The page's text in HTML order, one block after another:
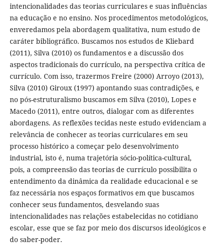
intencionalidades das teorias curriculares e suas influências
na educação e no ensino. Nos procedimentos metodológicos,
enveredamos pela abordagem qualitativa, num estudo de
caráter bibliográfico. Buscamos nos estudos de Kliebard
(2011), Silva (2010) os fundamentos e a discussão dos
aspectos tradicionais do currículo, na perspectiva crítica de
currículo. Com isso, trazermos Freire (2000) Arroyo (2013),
Silva (2010) Giroux (1997) apontando suas contradições, e
no pós-estruturalismo buscamos em Silva (2010), Lopes e
Macedo (2011), entre outros, dialogar com as diferentes
abordagens. As reflexões tecidas neste estudo evidenciam a
relevância de conhecer as teorias curriculares em seu
processo histórico a começar pelo desenvolvimento
industrial, isto é, numa trajetória sócio-política-cultural,
pois, a compreensão das teorias de currículo possibilita o
entendimento da dinâmica da realidade educacional e se
faz necessária nos espaços formativos em que buscamos
conhecer seus fundamentos, desvelando suas
intencionalidades nas relações estabelecidas no cotidiano
escolar, esse que se faz por meio dos discursos ideológicos e
do saber-poder.